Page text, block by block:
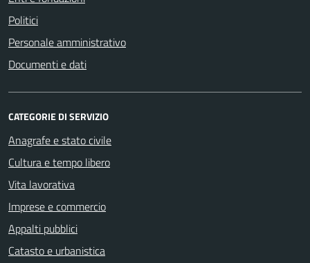
Politici
Personale amministrativo
Documenti e dati
CATEGORIE DI SERVIZIO
Anagrafe e stato civile
Cultura e tempo libero
Vita lavorativa
Imprese e commercio
Appalti pubblici
Catasto e urbanistica